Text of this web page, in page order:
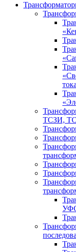
ТСЗИ,